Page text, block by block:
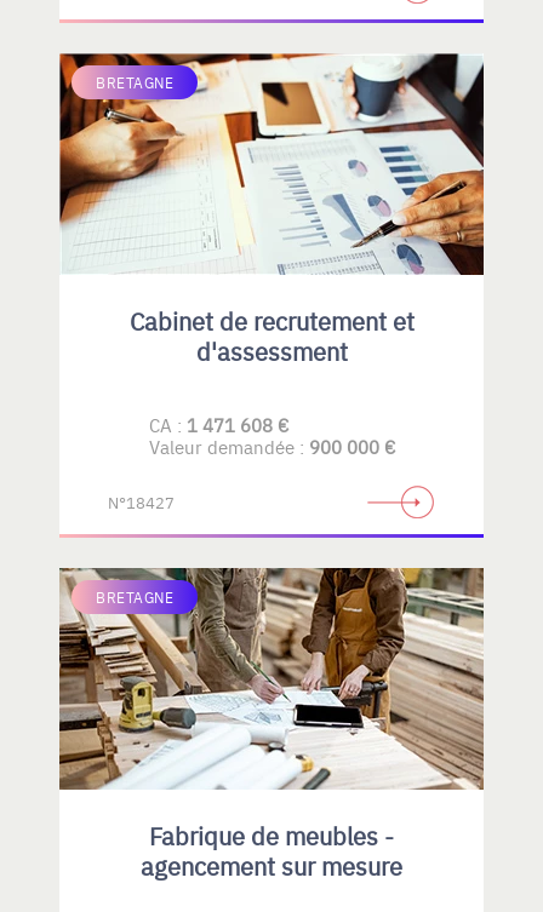
BRETAGNE
Cabinet de recrutement et
d'assessment
CA : 1 471 608 €
Valeur demandée : 900 000 €
N°18427
BRETAGNE
Fabrique de meubles -
agencement sur mesure